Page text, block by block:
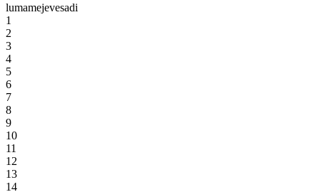
lumamejevesadi
1
2
3
4
5
6
7
8
9
10
11
12
13
14